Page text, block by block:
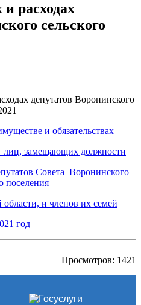
и расходах
сельского
депутатов Воронинского
и обязательствах
лиц, замещающих должности
Совета Воронинского
поселения
и членов их семей
год
Просмотров: 1421